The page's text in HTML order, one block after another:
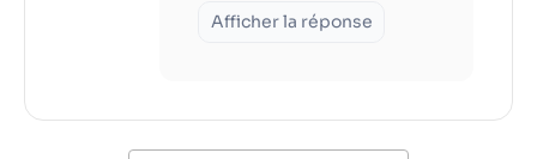
Afficher la réponse